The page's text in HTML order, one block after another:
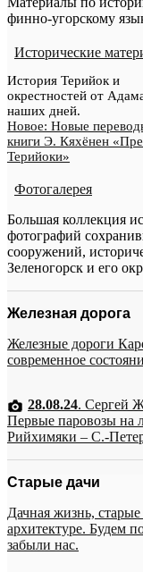
финно-угорскому
Исторические
История Терийок и
окрестностей от
наших дней.
Новое: Новые
книги Э. Кяхёнен
Терийоки»
Фотогалерея
Большая коллекция
фотографий
сооружений,
Зеленогорск и его
Железная дорога
Железные дороги
современное
28.08.24. Сергей
Первые паровозы на
Рийхимяки – С.-
Старые дачи
Дачная жизнь,
архитектуре. Будем
забыли нас.